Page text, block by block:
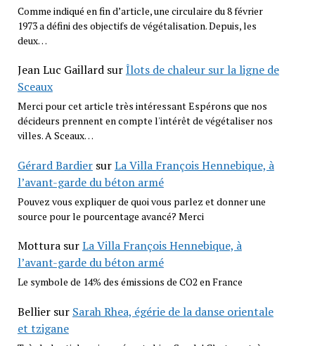
Comme indiqué en fin d’article, une circulaire du 8 février
1973 a défini des objectifs de végétalisation. Depuis, les
deux…
Jean Luc GaillardsurÎlots de chaleur sur la ligne de
Sceaux
Merci pour cet article très intéressant Espérons que nos
décideurs prennent en compte l'intérêt de végétaliser nos
villes. A Sceaux…
Gérard BardiersurLa Villa François Hennebique, à
l’avant-garde du béton armé
Pouvez vous expliquer de quoi vous parlez et donner une
source pour le pourcentage avancé? Merci
MotturasurLa Villa François Hennebique, à
l’avant-garde du béton armé
Le symbole de 14% des émissions de CO2 en France
Belliersur Sarah Rhea, égérie de la danse orientale
et tzigane